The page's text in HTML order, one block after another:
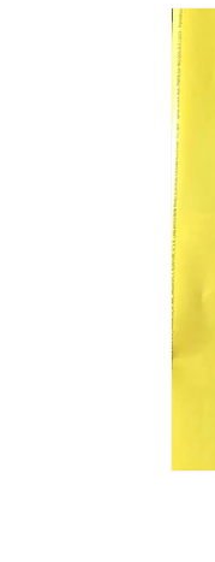
Ripercussioni